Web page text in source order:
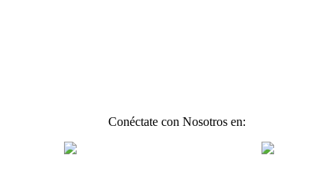
Conéctate con Nosotros en: